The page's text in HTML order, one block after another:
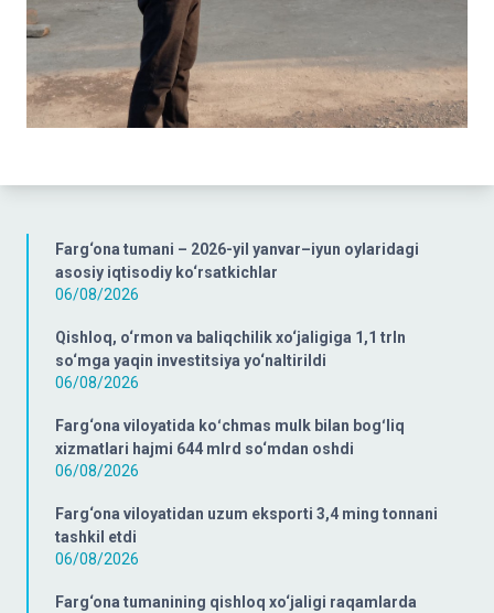
Farg‘ona tumani – 2026-yil yanvar–iyun oylaridagi
asosiy iqtisodiy ko‘rsatkichlar
06/08/2026
Qishloq, o‘rmon va baliqchilik xo‘jaligiga 1,1 trln
so‘mga yaqin investitsiya yo‘naltirildi
06/08/2026
Farg‘ona viloyatida koʻchmas mulk bilan bogʻliq
xizmatlari hajmi 644 mlrd so‘mdan oshdi
06/08/2026
Farg‘ona viloyatidan uzum eksporti 3,4 ming tonnani
tashkil etdi
06/08/2026
Farg‘ona tumanining qishloq xo‘jaligi raqamlarda